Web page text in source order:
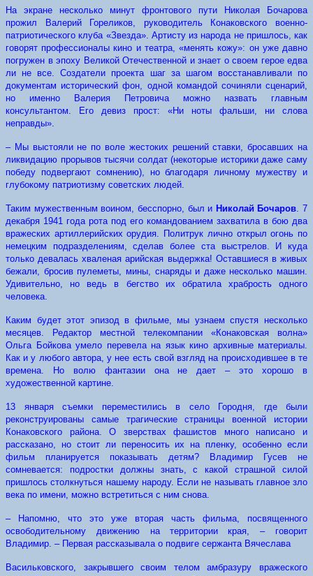
На экране несколько минут фронтового пути Николая Бочарова
прожил Валерий Гореликов, руководитель Конаковского военно-
патриотического клуба «Звезда». Артисту из народа не пришлось, как
говорят профессионалы кино и театра, «менять кожу»: он уже давно
погружен в эпоху Великой Отечественной и знает о своем герое едва
ли не все. Создатели проекта шаг за шагом восстанавливали по
документам исторический фон, одной командой сочиняли сценарий,
но именно Валерия Петровича можно назвать главным
консультантом. Его девиз прост: «Ни ноты фальши, ни слова
неправды».
– Мы выстояли не по воле жестоких решений ставки, бросавших на
ликвидацию прорывов тысячи солдат (некоторые историки даже саму
победу подвергают сомнению), но благодаря личному мужеству и
глубокому патриотизму советских людей.
Таким мужественным воином, бесспорно, был и Николай Бочаров. 7
декабря 1941 года рота под его командованием захватила в бою два
вражеских артиллерийских орудия. Политрук лично открыл огонь по
немецким подразделениям, сделав более ста выстрелов. И куда
только девалась хваленая арийская выдержка! Оставшиеся в живых
бежали, бросив пулеметы, мины, снаряды и даже несколько машин.
Удивительно, но ведь в бегство их обратила храбрость одного
человека.
Каким будет этот эпизод в фильме, мы узнаем спустя несколько
месяцев. Редактор местной телекомпании «Конаковская волна»
Ольга Бойкова умело перевела на язык кино архивные материалы.
Как и у любого автора, у нее есть свой взгляд на происходившее в те
времена. Но волю фантазии она не дает – это хорошо в
художественной картине.
13 января съемки переместились в село Городня, где были
реконструированы самые трагические страницы военной истории
Конаковского района. О зверствах фашистов много написано и
рассказано, но стоит ли переносить их на пленку, особенно если
фильм планируется показывать детям? Владимир Гусев не
сомневается: подростки должны знать, с какой страшной силой
пришлось столкнуться нашему народу. Если не называть главное зло
века по имени, можно встретиться с ним снова.
– Напомню, что это уже вторая часть фильма, посвященного
освободительному движению на территории края, – говорит
Владимир. – Первая рассказывала о подвиге сержанта Вячеслава
Васильковского, закрывшего своим телом амбразуру вражеского